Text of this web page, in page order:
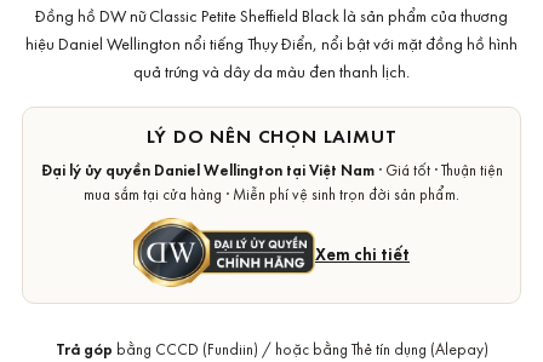
Đồng hồ DW nữ Classic Petite Sheffield Black là sản phẩm của thương
hiệu Daniel Wellington nổi tiếng Thụy Điển, nổi bật với mặt đồng hồ hình
quả trứng và dây da màu đen thanh lịch.
LÝ DO NÊN CHỌN LAIMUT
Đại lý ủy quyền Daniel Wellington tại Việt Nam· Giá tốt · Thuận tiện
mua sắm tại cửa hàng · Miễn phí vệ sinh trọn đời sản phẩm.
Xem chi tiết
Trả góp bằng CCCD (Fundiin) / hoặc bằng Thẻ tín dụng (Alepay)